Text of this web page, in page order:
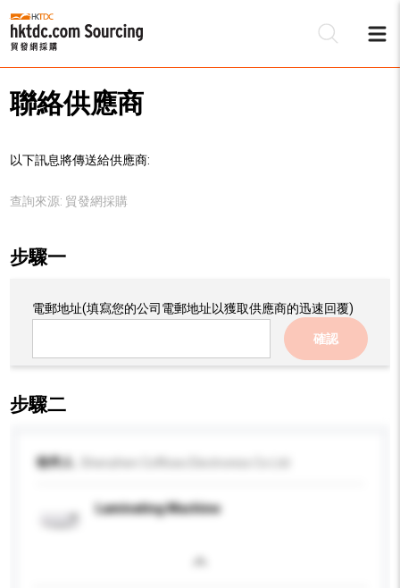
聯絡供應商
以下訊息將傳送給供應商:
查詢來源: 貿發網採購
步驟一
電郵地址(填寫您的公司電郵地址以獲取供應商的迅速回覆)
確認
步驟二
收件人
Laminating Machine